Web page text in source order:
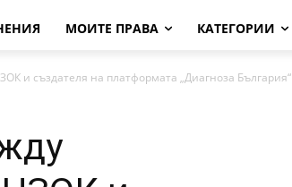
МОИТЕ ПРАВА КАТЕГОРИИ
и създателя на платформата „Диагноза България“